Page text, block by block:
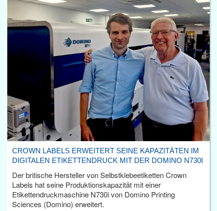
CROWN LABELS ERWEITERT SEINE KAPAZITÄTEN IM
DIGITALEN ETIKETTENDRUCK MIT DER DOMINO N730I
Der britische Hersteller von Selbstklebeetiketten Crown
Labels hat seine Produktionskapazität mit einer
Etikettendruckmaschine N730i von Domino Printing
Sciences (Domino) erweitert.